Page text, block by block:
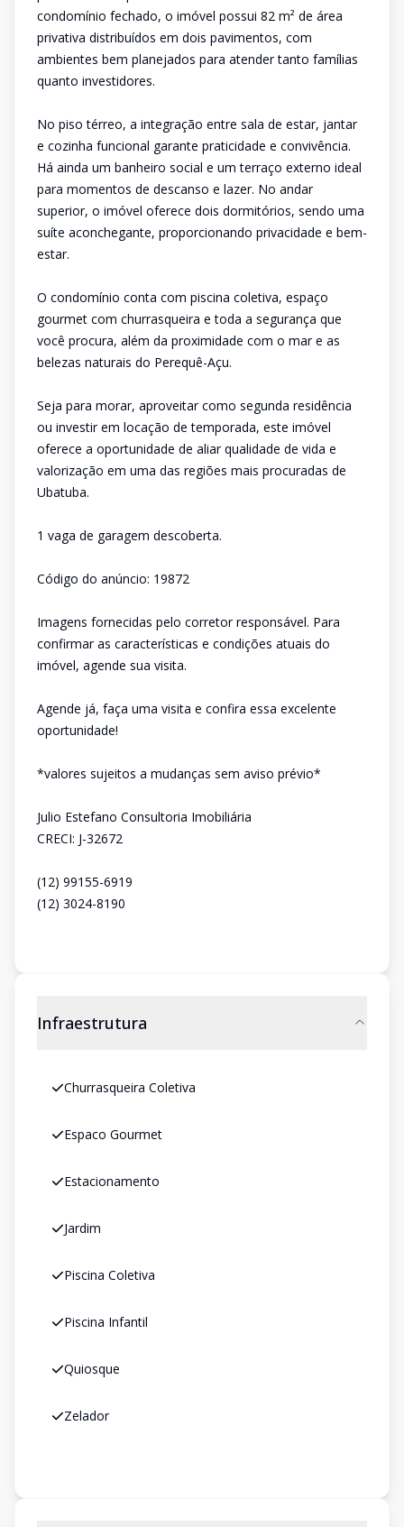
condomínio fechado, o imóvel possui 82 m² de área
privativa distribuídos em dois pavimentos, com
ambientes bem planejados para atender tanto famílias
quanto investidores.
No piso térreo, a integração entre sala de estar, jantar
e cozinha funcional garante praticidade e convivência.
Há ainda um banheiro social e um terraço externo ideal
para momentos de descanso e lazer. No andar
superior, o imóvel oferece dois dormitórios, sendo uma
suíte aconchegante, proporcionando privacidade e bem-
estar.
O condomínio conta com piscina coletiva, espaço
gourmet com churrasqueira e toda a segurança que
você procura, além da proximidade com o mar e as
belezas naturais do Perequê-Açu.
Seja para morar, aproveitar como segunda residência
ou investir em locação de temporada, este imóvel
oferece a oportunidade de aliar qualidade de vida e
valorização em uma das regiões mais procuradas de
Ubatuba.
1 vaga de garagem descoberta.
Código do anúncio: 19872
Imagens fornecidas pelo corretor responsável. Para
confirmar as características e condições atuais do
imóvel, agende sua visita.
Agende já, faça uma visita e confira essa excelente
oportunidade!
*valores sujeitos a mudanças sem aviso prévio*
Julio Estefano Consultoria Imobiliária
CRECI: J-32672
(12) 99155-6919
(12) 3024-8190
Infraestrutura
Churrasqueira Coletiva
Espaco Gourmet
Estacionamento
Jardim
Piscina Coletiva
Piscina Infantil
Quiosque
Zelador